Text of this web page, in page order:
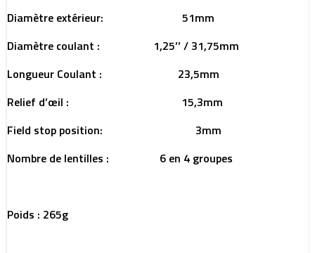
Diamètre extérieur: 51mm
Diamètre coulant : 1,25’’ / 31,75mm
Longueur Coulant : 23,5mm
Relief d’œil : 15,3mm
Field stop position: 3mm
Nombre de lentilles : 6 en 4 groupes
Poids : 265g